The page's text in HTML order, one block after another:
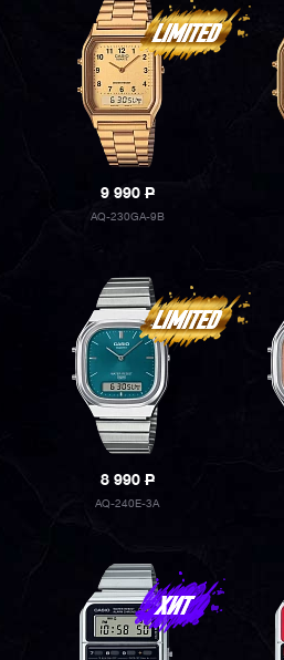
9 990P
AQ-230GA-9B
8 990P
AQ-240E-3A